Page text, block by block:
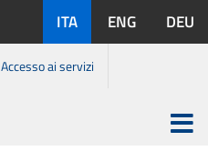
disponibili:
ITA ENG DEU
Accesso ai servizi
Apri
menu